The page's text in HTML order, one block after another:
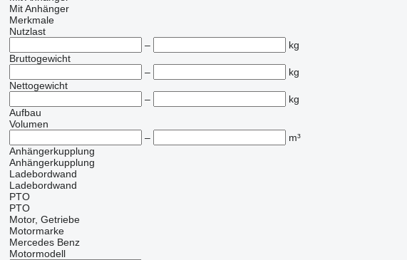
Mit Anhänger
Merkmale
Nutzlast
–
kg
Bruttogewicht
–
kg
Nettogewicht
–
kg
Aufbau
Volumen
–
m³
Anhängerkupplung
Anhängerkupplung
Ladebordwand
Ladebordwand
PTO
PTO
Motor, Getriebe
Motormarke
Mercedes Benz
Motormodell